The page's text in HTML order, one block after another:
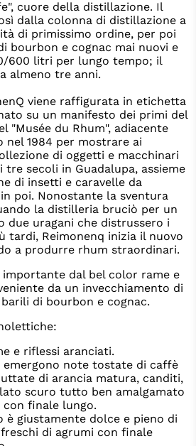
cuore della distillazione. Il
dalla colonna di distillazione a
di primissimo ordine, per poi
bourbon e cognac mai nuovi e
600 litri per lungo tempo; il
almeno tre anni.
viene raffigurata in etichetta
su un manifesto dei primi del
"Musée du Rhum", adiacente
1984 per mostrare ai
di oggetti e macchinari
secoli in Guadalupa, assieme
di insetti e caravelle da
poi. Nonostante la sventura
la distilleria bruciò per un
due uragani che distrussero i
tardi, Reimonenq inizia il nuovo
a produrre rhum straordinari.
dal bel color rame e
da un invecchiamento di
di bourbon e cognac.
e riflessi aranciati.
emergono note tostate di caffè
di arancia matura, canditi,
scuro tutto ben amalgamato
finale lungo.
è giustamente dolce e pieno di
di agrumi con finale